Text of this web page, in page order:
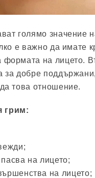
голямо значение
е важно да имате
на лицето.
за добре
това отношение.
грим:
на лицето;
на лицето;